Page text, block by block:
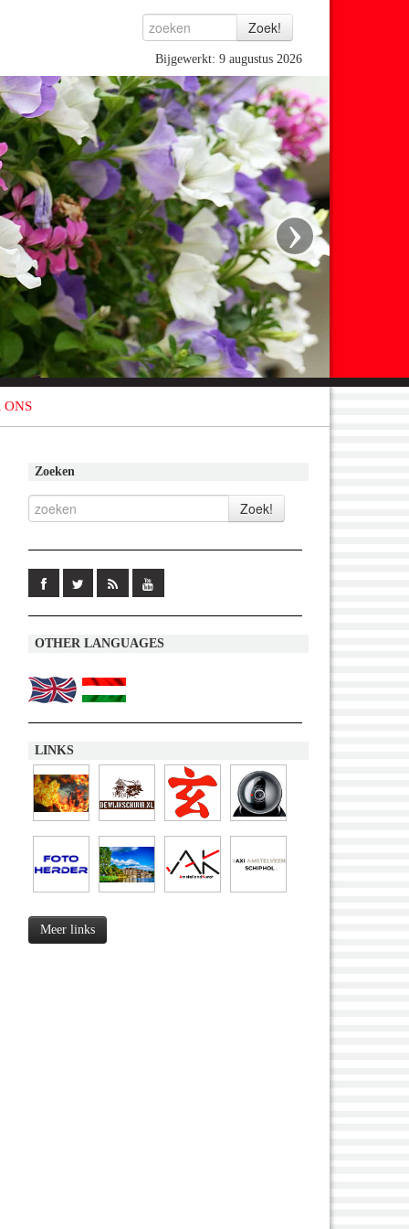
Bijgewerkt: 9 augustus 2026
›
ONS
Zoeken
OTHER LANGUAGES
LINKS
Meer links